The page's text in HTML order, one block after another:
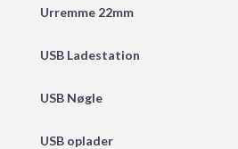
Urremme 22mm
USB Ladestation
USB Nøgle
USB oplader